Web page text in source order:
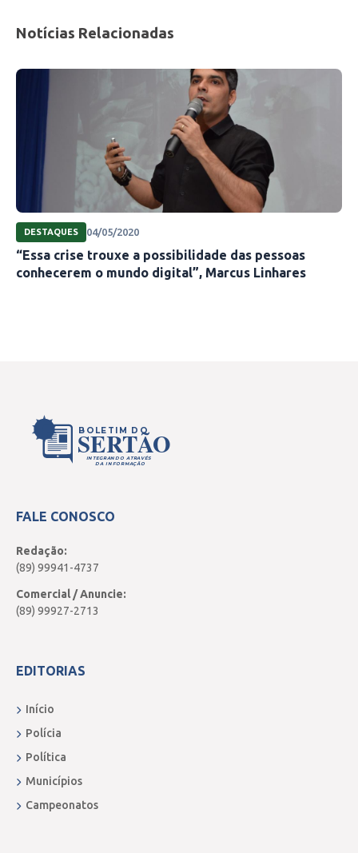
Notícias Relacionadas
DESTAQUES 04/05/2020
“Essa crise trouxe a possibilidade das pessoas
conhecerem o mundo digital”, Marcus Linhares
BOLETIM DO
SERTÃO
INTEGRANDO ATRAVÉS
DA INFORMAÇÃO
FALE CONOSCO
Redação:
(89) 99941-4737
Comercial / Anuncie:
(89) 99927-2713
EDITORIAS
Início
Polícia
Política
Municípios
Campeonatos